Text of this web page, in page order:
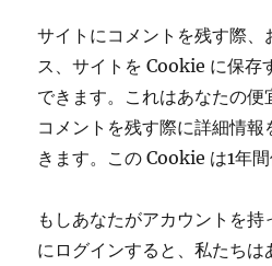
サイトにコメントを残す際、
ス、サイトを Cookie に保存
できます。これはあなたの
コメントを残す際に詳細情
きます。この Cookie は1年間
もしあなたがアカウントを持
にログインすると、私たち